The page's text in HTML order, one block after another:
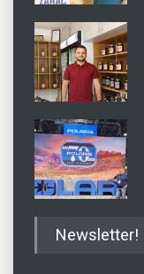
Newsletter!